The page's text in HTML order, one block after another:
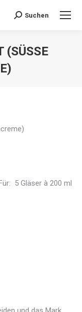
Search:
Suchen
(SÜSSE
5 Gläser à 200 ml